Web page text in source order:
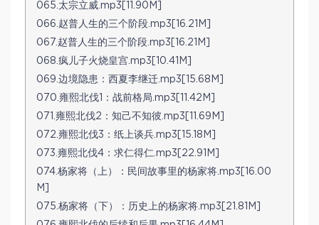
065.太宗立威.mp3[11.90M]
066.赵普人生的三个阶段.mp3[16.21M]
067.赵普人生的三个阶段.mp3[16.21M]
068.疯儿子火烧皇宫.mp3[10.41M]
069.边境隐患：西夏李继迁.mp3[15.68M]
070.雍熙北伐1：战前格局.mp3[11.42M]
071.雍熙北伐2：知己不知彼.mp3[11.69M]
072.雍熙北伐3：纸上谈兵.mp3[15.18M]
073.雍熙北伐4：求仁得仁.mp3[22.91M]
074.杨家将（上）：民间故事里的杨家将.mp3[16.00
M]
075.杨家将（下）：历史上的杨家将.mp3[21.81M]